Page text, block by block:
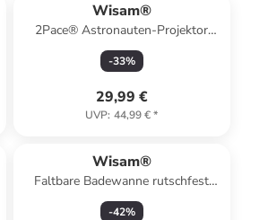
Wisam®
2Pace® Astronauten-Projektor
Nachtlicht mit Sternenhimmel und
Nebula-Effekte
-33%
29,99 €
UVP: 44,99 €*
Wisam®
Faltbare Badewanne rutschfest
klappbar
-42%